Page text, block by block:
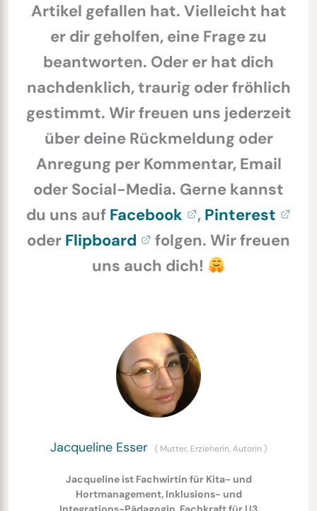
Artikel gefallen hat. Vielleicht hat
er dir geholfen, eine Frage zu
beantworten. Oder er hat dich
nachdenklich, traurig oder fröhlich
gestimmt. Wir freuen uns jederzeit
über deine Rückmeldung oder
Anregung per Kommentar, Email
oder Social-Media. Gerne kannst
du uns auf Facebook , Pinterest
oder Flipboard
folgen. Wir freuen
uns auch dich!
Jacqueline Esser ( Mutter, Erzieherin, Autorin )
Jacqueline ist Fachwirtin für Kita- und
Hortmanagement, Inklusions- und